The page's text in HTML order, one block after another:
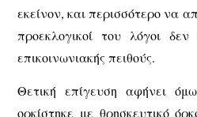
εκείνον, και περισσότερο να
προεκλογικοί του λόγοι
επικοινωνιακής πειθούς.
Θετική επίγευση αφήνει
ορκίστηκε με θρησκευτικό